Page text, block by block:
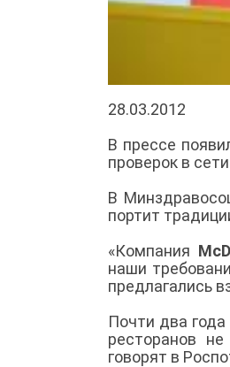
28.03.2012
В прессе
проверок в
В
портит
«Компания
наши
предлагались
Почти два
ресторанов
говорят в